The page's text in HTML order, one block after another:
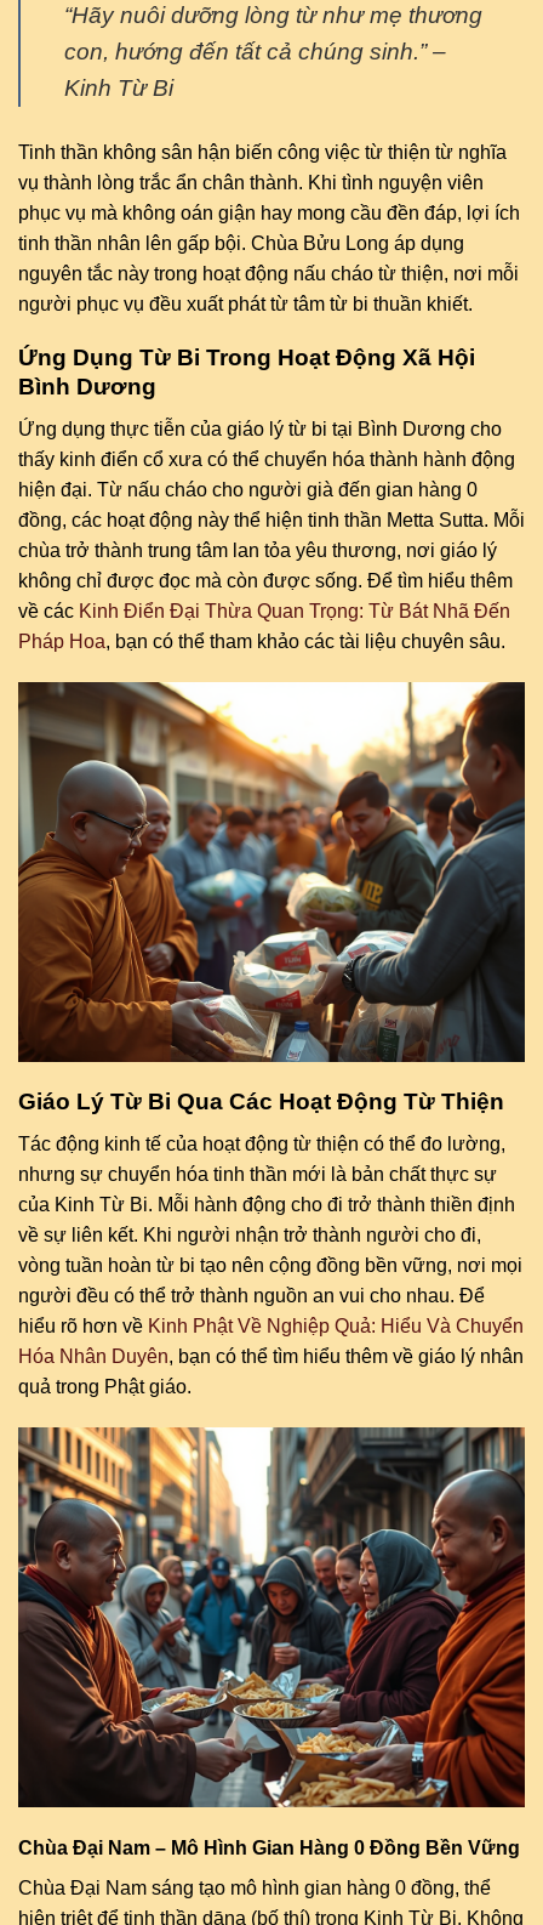
“Hãy nuôi dưỡng lòng từ như mẹ thương
con, hướng đến tất cả chúng sinh.” –
Kinh Từ Bi
Tinh thần không sân hận biến công việc từ thiện từ nghĩa
vụ thành lòng trắc ẩn chân thành. Khi tình nguyện viên
phục vụ mà không oán giận hay mong cầu đền đáp, lợi ích
tinh thần nhân lên gấp bội. Chùa Bửu Long áp dụng
nguyên tắc này trong hoạt động nấu cháo từ thiện, nơi mỗi
người phục vụ đều xuất phát từ tâm từ bi thuần khiết.
Ứng Dụng Từ Bi Trong Hoạt Động Xã Hội
Bình Dương
Ứng dụng thực tiễn của giáo lý từ bi tại Bình Dương cho
thấy kinh điển cổ xưa có thể chuyển hóa thành hành động
hiện đại. Từ nấu cháo cho người già đến gian hàng 0
đồng, các hoạt động này thể hiện tinh thần Metta Sutta. Mỗi
chùa trở thành trung tâm lan tỏa yêu thương, nơi giáo lý
không chỉ được đọc mà còn được sống. Để tìm hiểu thêm
về các Kinh Điển Đại Thừa Quan Trọng: Từ Bát Nhã Đến
Pháp Hoa, bạn có thể tham khảo các tài liệu chuyên sâu.
Giáo Lý Từ Bi Qua Các Hoạt Động Từ Thiện
Tác động kinh tế của hoạt động từ thiện có thể đo lường,
nhưng sự chuyển hóa tinh thần mới là bản chất thực sự
của Kinh Từ Bi. Mỗi hành động cho đi trở thành thiền định
về sự liên kết. Khi người nhận trở thành người cho đi,
vòng tuần hoàn từ bi tạo nên cộng đồng bền vững, nơi mọi
người đều có thể trở thành nguồn an vui cho nhau. Để
hiểu rõ hơn về Kinh Phật Về Nghiệp Quả: Hiểu Và Chuyển
Hóa Nhân Duyên, bạn có thể tìm hiểu thêm về giáo lý nhân
quả trong Phật giáo.
Chùa Đại Nam – Mô Hình Gian Hàng 0 Đồng Bền Vững
Chùa Đại Nam sáng tạo mô hình gian hàng 0 đồng, thể
hiện triệt để tinh thần dāna (bố thí) trong Kinh Từ Bi. Không